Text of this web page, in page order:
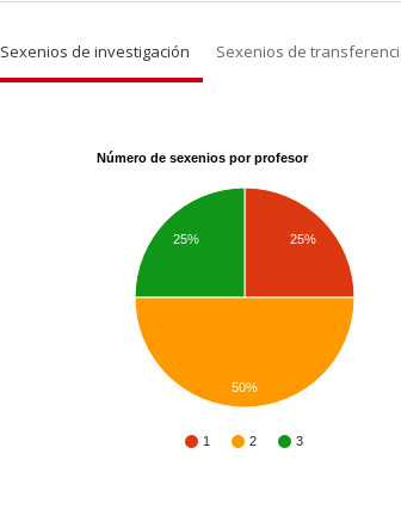
Sexenios de investigación Sexenios de
Número de sexenios por profesor
1 2 3
25%
25%
50%